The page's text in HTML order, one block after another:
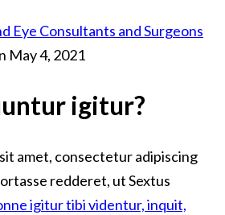
Eye Consultants and Surgeons
May 4, 2021
igitur?
amet, consectetur adipiscing
redderet, ut Sextus
igitur tibi videntur, inquit,